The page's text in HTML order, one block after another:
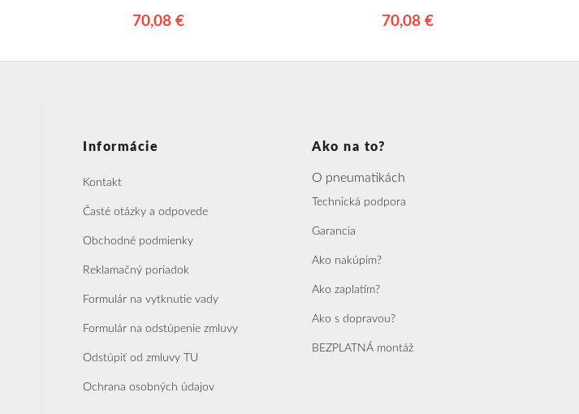
70,08 €
70,08 €
Informácie
Kontakt
Časté otázky a odpovede
Obchodné podmienky
Reklamačný poriadok
Formulár na vytknutie vady
Formulár na odstúpenie zmluvy
Odstúpiť od zmluvy TU
Ochrana osobných údajov
Ako na to?
O pneumatikách
Technická podpora
Garancia
Ako nakúpim?
Ako zaplatím?
Ako s dopravou?
BEZPLATNÁ montáž